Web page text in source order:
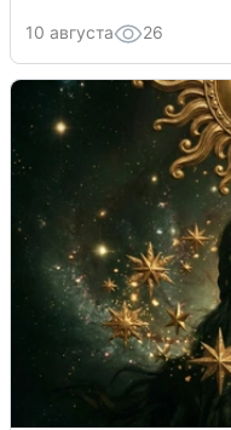
10 августа 26